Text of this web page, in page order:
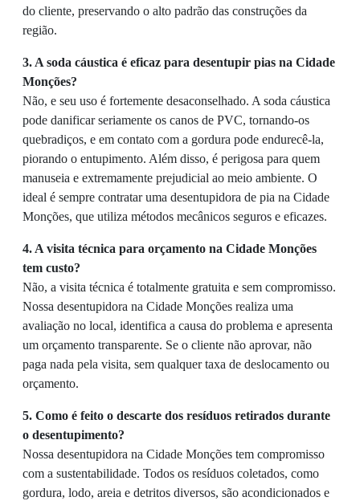
do cliente, preservando o alto padrão das construções da
região.
3. A soda cáustica é eficaz para desentupir pias na Cidade
Monções?
Não, e seu uso é fortemente desaconselhado. A soda cáustica
pode danificar seriamente os canos de PVC, tornando-os
quebradiços, e em contato com a gordura pode endurecê-la,
piorando o entupimento. Além disso, é perigosa para quem
manuseia e extremamente prejudicial ao meio ambiente. O
ideal é sempre contratar uma desentupidora de pia na Cidade
Monções, que utiliza métodos mecânicos seguros e eficazes.
4. A visita técnica para orçamento na Cidade Monções
tem custo?
Não, a visita técnica é totalmente gratuita e sem compromisso.
Nossa desentupidora na Cidade Monções realiza uma
avaliação no local, identifica a causa do problema e apresenta
um orçamento transparente. Se o cliente não aprovar, não
paga nada pela visita, sem qualquer taxa de deslocamento ou
orçamento.
5. Como é feito o descarte dos resíduos retirados durante
o desentupimento?
Nossa desentupidora na Cidade Monções tem compromisso
com a sustentabilidade. Todos os resíduos coletados, como
gordura, lodo, areia e detritos diversos, são acondicionados e